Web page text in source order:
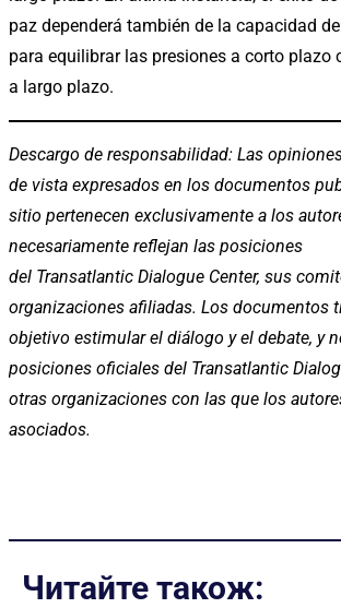
paz dependerá también de la capacidad
para equilibrar las presiones a corto plazo
a largo plazo.
Descargo de responsabilidad: Las
de vista expresados en los documentos
sitio pertenecen exclusivamente a los
necesariamente reflejan las posiciones
del Transatlantic Dialogue Center, sus
organizaciones afiliadas. Los documentos
objetivo estimular el diálogo y el debate, y
posiciones oficiales del Transatlantic
otras organizaciones con las que los
asociados.
Читайте також: